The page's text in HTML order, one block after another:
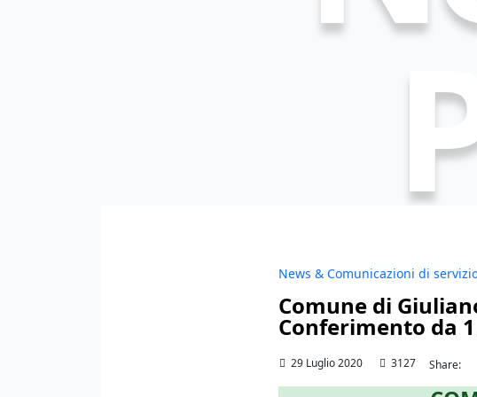
News & Comunicazioni di
Comune di
Conferimento da
29 Luglio 2020 3127 Share: